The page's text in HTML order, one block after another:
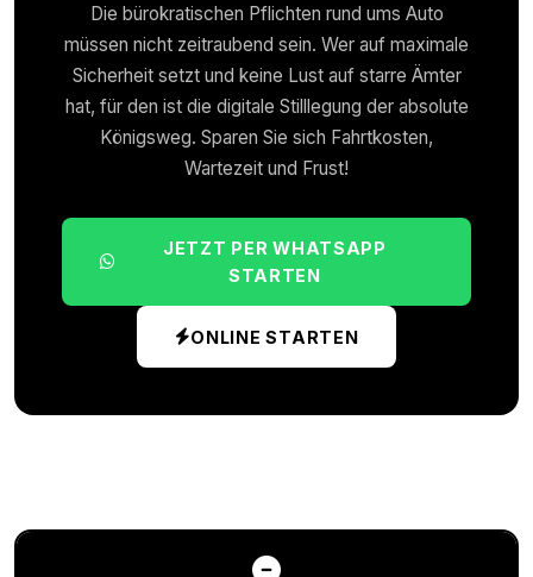
Die bürokratischen Pflichten rund ums Auto
müssen nicht zeitraubend sein. Wer auf maximale
Sicherheit setzt und keine Lust auf starre Ämter
hat, für den ist die digitale Stilllegung der absolute
Königsweg. Sparen Sie sich Fahrtkosten,
Wartezeit und Frust!
JETZT PER WHATSAPP
STARTEN
ONLINE STARTEN